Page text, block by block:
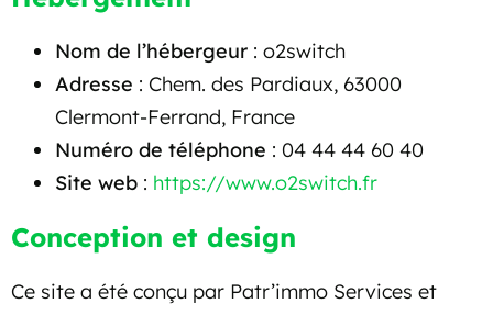
Nom de l’hébergeur : o2switch
Adresse : Chem. des Pardiaux, 63000
Clermont-Ferrand, France
Numéro de téléphone : 04 44 44 60 40
Site web : https://www.o2switch.fr
Conception et design
Ce site a été conçu par Patr’immo Services et